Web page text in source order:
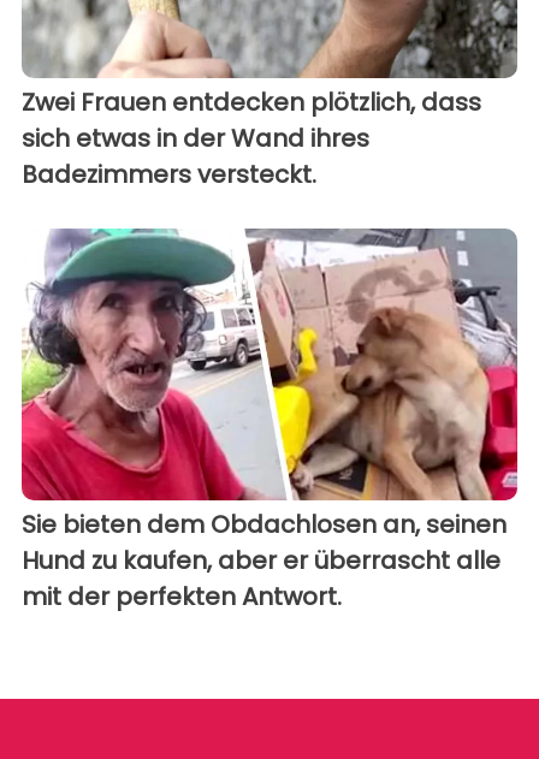
Zwei Frauen entdecken plötzlich, dass
sich etwas in der Wand ihres
Badezimmers versteckt.
Sie bieten dem Obdachlosen an, seinen
Hund zu kaufen, aber er überrascht alle
mit der perfekten Antwort.